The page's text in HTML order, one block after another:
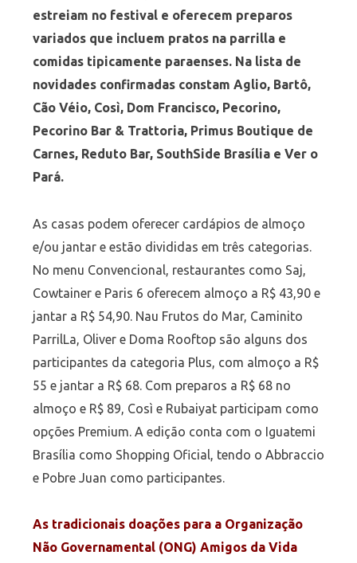
estreiam no festival e oferecem preparos
variados que incluem pratos na parrilla e
comidas tipicamente paraenses. Na lista de
novidades confirmadas constam Aglio, Bartô,
Cão Véio, Così, Dom Francisco, Pecorino,
Pecorino Bar & Trattoria, Primus Boutique de
Carnes, Reduto Bar, SouthSide Brasília e Ver o
Pará.
As casas podem oferecer cardápios de almoço
e/ou jantar e estão divididas em três categorias.
No menu Convencional, restaurantes como Saj,
Cowtainer e Paris 6 oferecem almoço a R$ 43,90 e
jantar a R$ 54,90. Nau Frutos do Mar, Caminito
ParrilLa, Oliver e Doma Rooftop são alguns dos
participantes da categoria Plus, com almoço a R$
55 e jantar a R$ 68. Com preparos a R$ 68 no
almoço e R$ 89, Così e Rubaiyat participam como
opções Premium. A edição conta com o Iguatemi
Brasília como Shopping Oficial, tendo o Abbraccio
e Pobre Juan como participantes.
As tradicionais doações para a Organização
Não Governamental (ONG) Amigos da Vida